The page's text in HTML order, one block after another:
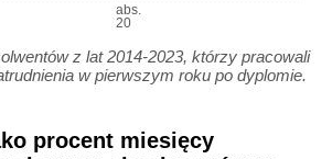
abs.
20
z lat 2014-2023, którzy pracowali
w pierwszym roku po dyplomie.
procent miesięcy